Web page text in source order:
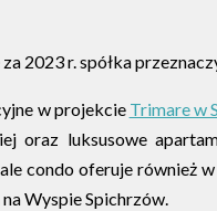
2023 r. spółka
w projekcie Trimare w
luksusowe
condo oferuje również
Wyspie Spichrzów.